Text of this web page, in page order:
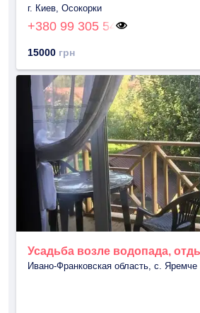
г. Киев, Осокорки
+380 99 305 54
15000 грн
Усадьба возле водопада,
Ивано-Франковская область, с. Яремче